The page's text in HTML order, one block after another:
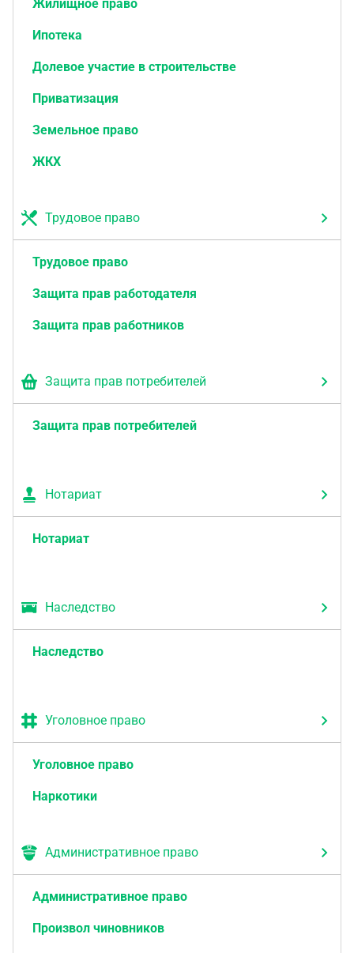
Жилищное право
Ипотека
Долевое участие в строительстве
Приватизация
Земельное право
ЖКХ
Трудовое право
Трудовое право
Защита прав работодателя
Защита прав работников
Защита прав потребителей
Защита прав потребителей
Нотариат
Нотариат
Наследство
Наследство
Уголовное право
Уголовное право
Наркотики
Административное право
Административное право
Произвол чиновников